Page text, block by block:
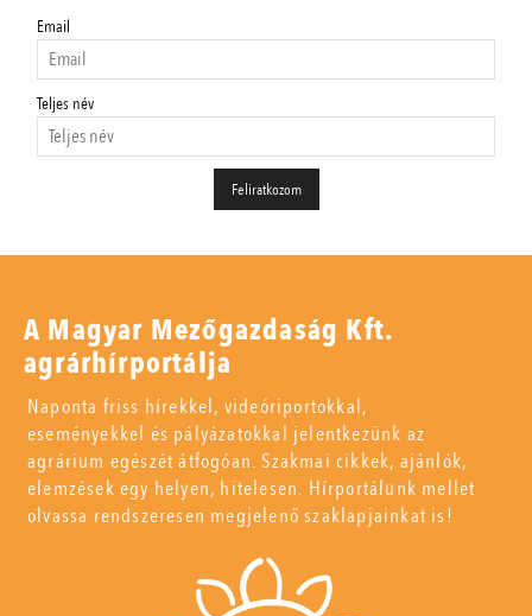
Email
Teljes név
A Magyar Mezőgazdaság Kft.
agrárhírportálja
Naponta friss hírekkel, videóriportokkal,
eseményekkel és pályázatokkal jelentkezünk az
agrárium egészét átfogóan. Szakmai cikkek, ajánlók,
elemzések egy helyen, hitelesen. Hírportálunk mellet
olvassa rendszeresen megjelenő szaklapjainkat is!